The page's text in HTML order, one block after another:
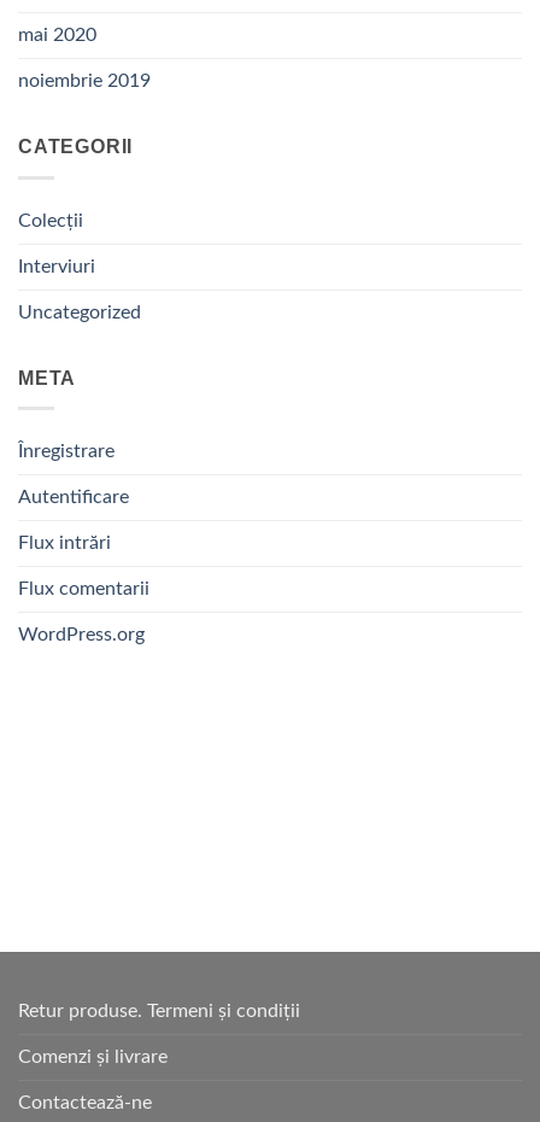
mai 2020
noiembrie 2019
CATEGORII
Colecții
Interviuri
Uncategorized
META
Înregistrare
Autentificare
Flux intrări
Flux comentarii
WordPress.org
Retur produse. Termeni și condiții
Comenzi și livrare
Contactează-ne